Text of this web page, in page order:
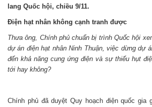
lang Quốc hội, chiều 9/11.
Điện hạt nhân không cạnh tranh được
Thưa ông, Chính phủ chuẩn bị trình Quốc hội
dự án điện hạt nhân Ninh Thuận, việc dừng dự
đến khả năng cung ứng điện và sự thiếu hụt
tới hay không?
Chính phủ đã duyệt Quy hoạch điện quốc gia